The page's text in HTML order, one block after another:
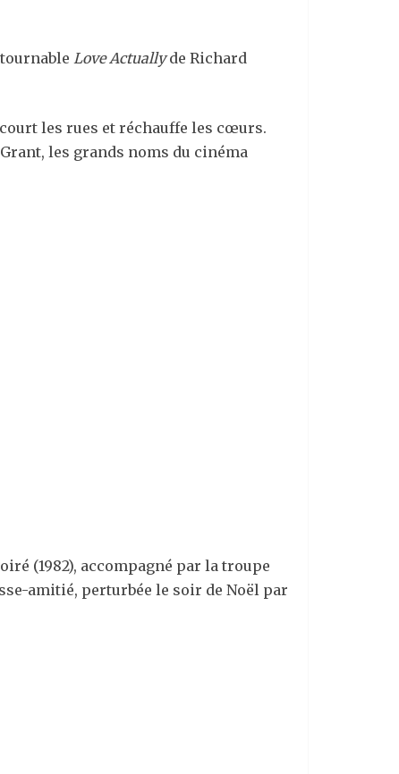
Love Actuallyde Richard
les rues et réchauffe les cœurs.
les grands noms du cinéma
(1982), accompagné par la troupe
amitié, perturbée le soir de Noël par